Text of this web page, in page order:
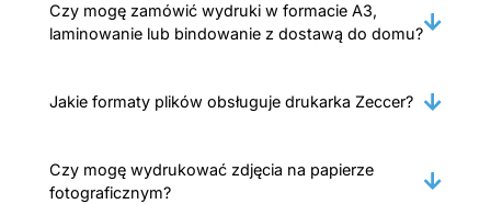
Czy mogę zamówić wydruki w formacie A3,
laminowanie lub bindowanie z dostawą do domu?
Jakie formaty plików obsługuje drukarka Zeccer?
Czy mogę wydrukować zdjęcia na papierze
fotograficznym?